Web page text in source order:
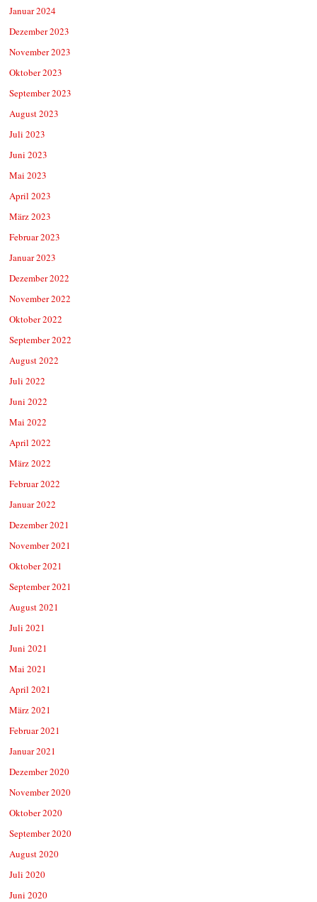
Januar 2024
Dezember 2023
November 2023
Oktober 2023
September 2023
August 2023
Juli 2023
Juni 2023
Mai 2023
April 2023
März 2023
Februar 2023
Januar 2023
Dezember 2022
November 2022
Oktober 2022
September 2022
August 2022
Juli 2022
Juni 2022
Mai 2022
April 2022
März 2022
Februar 2022
Januar 2022
Dezember 2021
November 2021
Oktober 2021
September 2021
August 2021
Juli 2021
Juni 2021
Mai 2021
April 2021
März 2021
Februar 2021
Januar 2021
Dezember 2020
November 2020
Oktober 2020
September 2020
August 2020
Juli 2020
Juni 2020